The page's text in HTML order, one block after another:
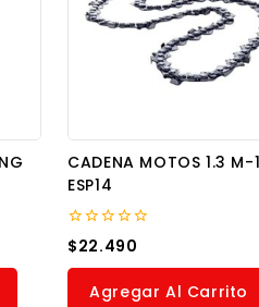
CADENA MOTOS 1.3 M-
ESP14
0
out
of
$22.490
Agregar Al Carrito